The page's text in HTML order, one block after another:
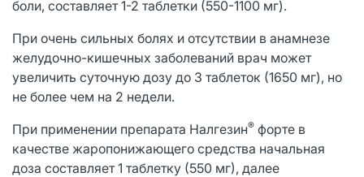
боли, составляет 1-2 таблетки (550-1100 мг).
При очень сильных болях и отсутствии в анамнезе
желудочно-кишечных заболеваний врач может
увеличить суточную дозу до 3 таблеток (1650 мг), но
не более чем на 2 недели.
При применении препарата Налгезин® форте в
качестве жаропонижающего средства начальная
доза составляет 1 таблетку (550 мг), далее